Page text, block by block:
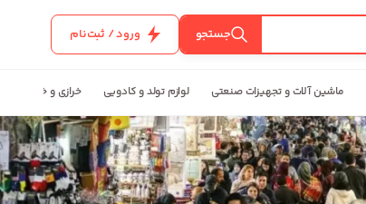
جستجو ورود / ثبت‌نام
ماشین آلات و تجهیزات صنعتی لوازم تولد و کادویی خرازی و خیاطی